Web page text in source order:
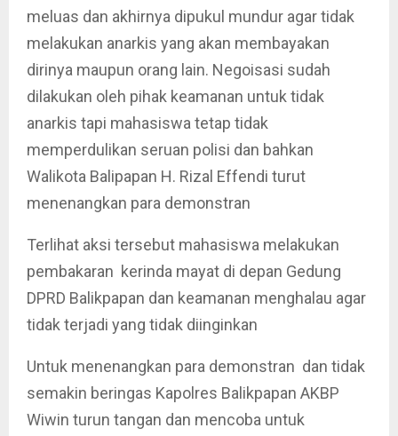
meluas dan akhirnya dipukul mundur agar tidak
melakukan anarkis yang akan membayakan
dirinya maupun orang lain. Negoisasi sudah
dilakukan oleh pihak keamanan untuk tidak
anarkis tapi mahasiswa tetap tidak
memperdulikan seruan polisi dan bahkan
Walikota Balipapan H. Rizal Effendi turut
menenangkan para demonstran
Terlihat aksi tersebut mahasiswa melakukan
pembakaran kerinda mayat di depan Gedung
DPRD Balikpapan dan keamanan menghalau agar
tidak terjadi yang tidak diinginkan
Untuk menenangkan para demonstran dan tidak
semakin beringas Kapolres Balikpapan AKBP
Wiwin turun tangan dan mencoba untuk